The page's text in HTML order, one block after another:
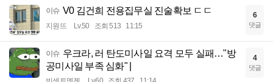
이슈 V0 김건희 전용집무실 진술확보 ㄷㄷ
지원뜨 Lv.50 조회 513 11:15
6
댓글
이슈 우크라, 러 탄도미사일 요격 모두 실패…"방
공미사일 부족 심화" |
4
댓글